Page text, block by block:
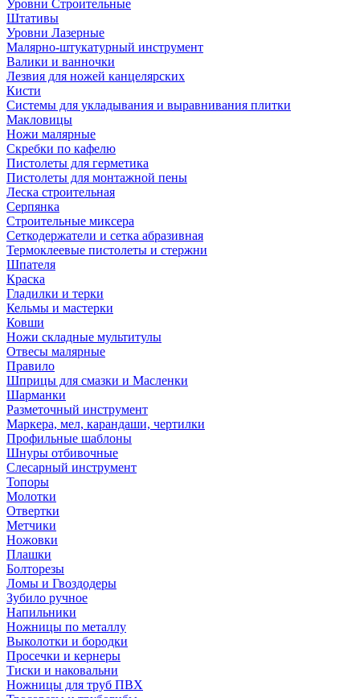
Уровни Строительные
Штативы
Уровни Лазерные
Малярно-штукатурный инструмент
Валики и ванночки
Лезвия для ножей канцелярских
Кисти
Системы для укладывания и выравнивания плитки
Макловицы
Ножи малярные
Скребки по кафелю
Пистолеты для герметика
Пистолеты для монтажной пены
Леска строительная
Серпянка
Строительные миксера
Сеткодержатели и сетка абразивная
Термоклеевые пистолеты и стержни
Шпателя
Краска
Гладилки и терки
Кельмы и мастерки
Ковши
Ножи складные мультитулы
Отвесы малярные
Правило
Шприцы для смазки и Масленки
Шарманки
Разметочный инструмент
Маркера, мел, карандаши, чертилки
Профильные шаблоны
Шнуры отбивочные
Слесарный инструмент
Топоры
Молотки
Отвертки
Метчики
Ножовки
Плашки
Болторезы
Ломы и Гвоздодеры
Зубило ручное
Напильники
Ножницы по металлу
Выколотки и бородки
Просечки и кернеры
Тиски и наковальни
Ножницы для труб ПВХ